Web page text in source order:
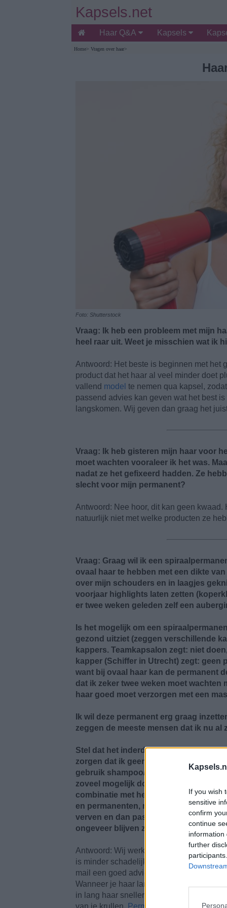
If you wish
sensitive
confirm
continue
information
further
Kapsels.net
Haar Q&A Kapsels
Home> Vragen over haar>
Foto: Shutterstock
Vraag: Ik heb een probleem met mijn
heel raar uit. Weet je misschien wat ik
Antwoord: Het beste is beginnen met het
product dat het haar al veel minder doet
vallend model te nemen qua kapsel,
passend advies kan geven wat het best
langskomen. Wij geven dan graag het
Vraag: Ik heb gisteren mijn haar voor
moet wachten vooraleer ik het was.
nadat ze het gefixeerd hadden. Ze
slecht voor mijn permanent?
Antwoord: Nee hoor, dit kan geen
natuurlijk niet met welke producten ze
Vraag: Graag wil ik een
ovaal haar te hebben met een dikte
over mijn schouders en in laagjes
voorjaar highlights laten zetten
er twee weken geleden zelf een
Is het mogelijk om een
gezond uitziet (zeggen verschillende
kappers. Teamkapsalon zegt: niet
kapper (Schiffer in Utrecht) zegt: geen
want bij ovaal haar kan de permanent
dat ik zeker twee weken moet
haar goed moet verzorgen met een
Ik wil deze permanent erg graag
zeggen de meeste mensen dat ik nu al
Stel dat het inderdaad mogelijk is om
zorgen dat ik geen ontzettende
gebruik shampoo/conditioner/repair
zoveel mogelijk donkerbruin verven
combinatie met het zetten van een
en permanenten, maar kan ik het wel
verven en dan pas te permanenten?
ongeveer blijven zitten?
Antwoord: Wij werken hier in het salon
is minder schadelijk dan een gewone
mail een goed advies te geven. We
Wanneer je haar lang is, moet je altijd
in lang haar sneller uit. Het mooist is om
van je krullen. Permanenten
en kleuren